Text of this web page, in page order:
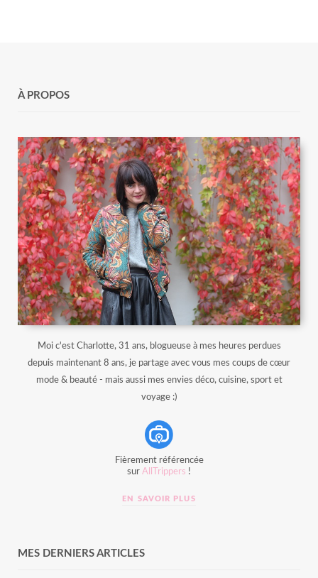
À PROPOS
Moi c'est Charlotte, 31 ans, blogueuse à mes heures perdues
depuis maintenant 8 ans, je partage avec vous mes coups de cœur
mode & beauté - mais aussi mes envies déco, cuisine, sport et
voyage :)
Fièrement référencée
sur AllTrippers !
EN SAVOIR PLUS
MES DERNIERS ARTICLES